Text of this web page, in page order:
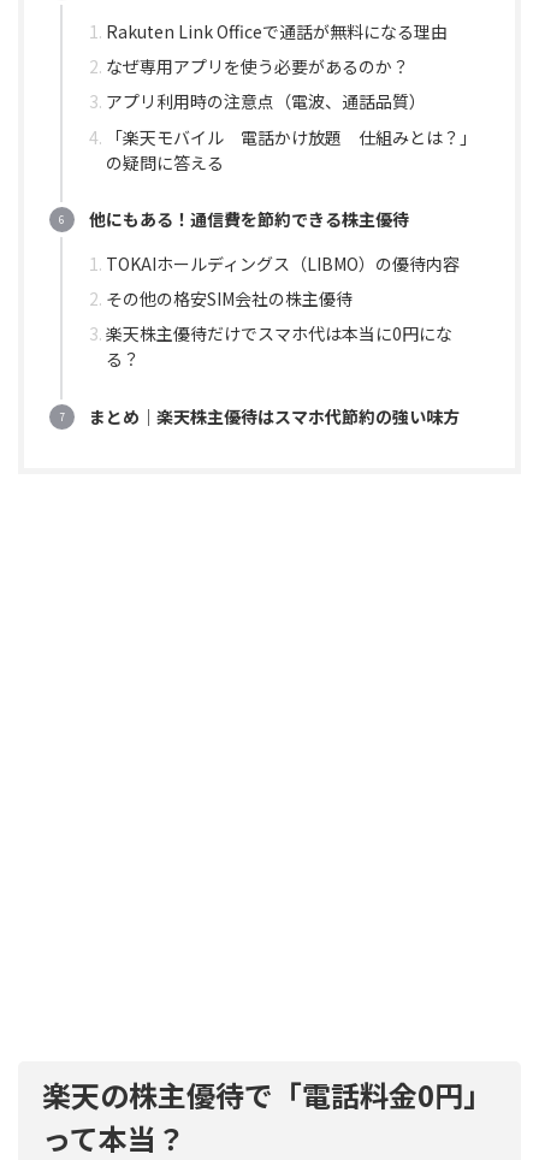
Rakuten Link Officeで通話が無料になる理由
なぜ専用アプリを使う必要があるのか？
アプリ利用時の注意点（電波、通話品質）
「楽天モバイル 電話かけ放題 仕組みとは？」
の疑問に答える
他にもある！通信費を節約できる株主優待
TOKAIホールディングス（LIBMO）の優待内容
その他の格安SIM会社の株主優待
楽天株主優待だけでスマホ代は本当に0円にな
る？
まとめ｜楽天株主優待はスマホ代節約の強い味方
楽天の株主優待で「電話料金0円」
って本当？